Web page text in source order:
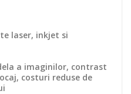
laser, inkjet si
a imaginilor, contrast
costuri reduse de